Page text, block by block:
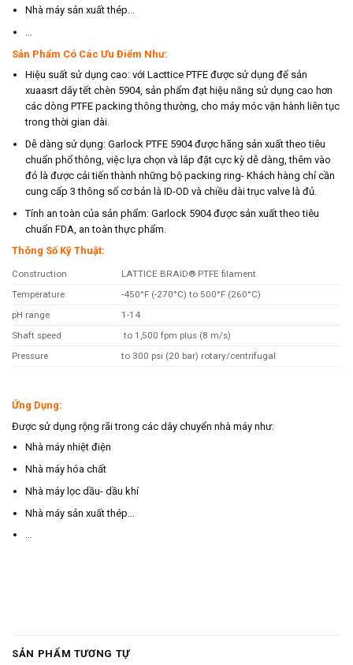
Nhà máy sản xuất thép…
Sản Phẩm Có Các Ưu Điểm Như:
Hiệu suất sử dụng cao: với Lacttice PTFE được sử dụng để sản
xuaasrt dây tết chèn 5904, sản phẩm đạt hiệu năng sử dụng cao hơn
các dòng PTFE packing thông thường, cho máy móc vận hành liên tục
trong thời gian dài.
Dễ dàng sử dụng: Garlock PTFE 5904 được hãng sản xuất theo tiêu
chuẩn phổ thông, việc lựa chọn và lắp đặt cực kỳ dễ dàng, thêm vào
đó là được cải tiến thành những bộ packing ring- Khách hàng chỉ cần
cung cấp 3 thông số cơ bản là ID-OD và chiều dài trục valve là đủ.
Tính an toàn của sản phẩm: Garlock 5904 được sản xuất theo tiêu
chuẩn FDA, an toàn thực phẩm.
Thông Số Kỹ Thuật:
Construction
LATTICE BRAID® PTFE filament
Temperature
-450°F (-270°C) to 500°F (260°C)
pH range
1-14
Shaft speed
to 1,500 fpm plus (8 m/s)
Pressure
to 300 psi (20 bar) rotary/centrifugal
Ứng Dụng:
Được sử dụng rộng rãi trong các dây chuyển nhà máy như:
Nhà máy nhiệt điện
Nhà máy hóa chất
Nhà máy lọc dầu- dầu khí
Nhà máy sản xuất thép…
…
SẢN PHẨM TƯƠNG TỰ